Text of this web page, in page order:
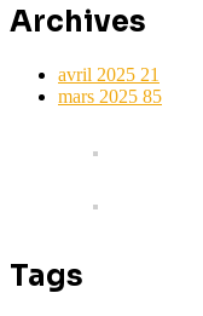
Archives
avril 2025 21
mars 2025 85
Tags